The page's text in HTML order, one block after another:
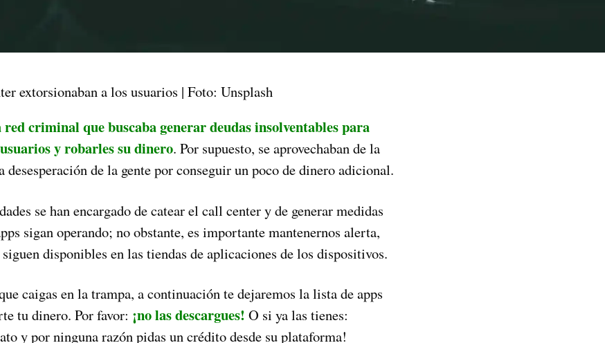
extorsionaban a los usuarios | Foto: Unsplash
red criminal que buscaba generar deudas insolventables para
y robarles su dinero. Por supuesto, se aprovechaban de la
de la gente por conseguir un poco de dinero adicional.
se han encargado de catear el call center y de generar medidas
sigan operando; no obstante, es importante mantenernos alerta,
disponibles en las tiendas de aplicaciones de los dispositivos.
caigas en la trampa, a continuación te dejaremos la lista de apps
tu dinero. Por favor: ¡no las descargues! O si ya las tienes:
y por ninguna razón pidas un crédito desde su plataforma!